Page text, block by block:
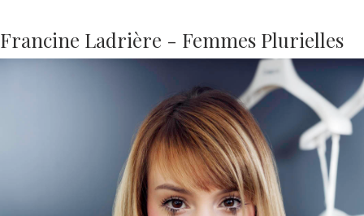
Francine Ladrière - Femmes Plurielles